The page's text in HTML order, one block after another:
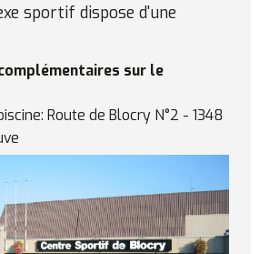
sportif dispose d'une
sur le
Route de Blocry N°2 - 1348